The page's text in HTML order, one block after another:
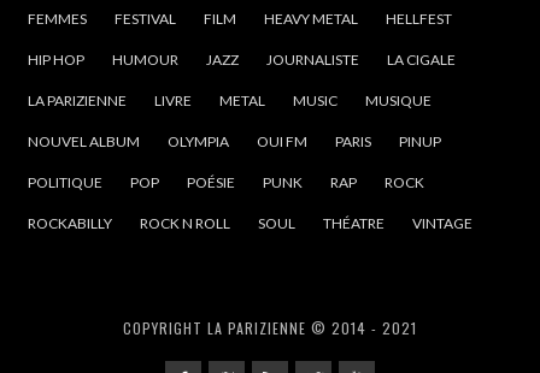
FEMMES FESTIVAL FILM HEAVY METAL HELLFEST
HIP HOP HUMOUR JAZZ JOURNALISTE LA CIGALE
LA PARIZIENNE LIVRE METAL MUSIC MUSIQUE
NOUVEL ALBUM OLYMPIA OUI FM PARIS PINUP
POLITIQUE POP POÉSIE PUNK RAP ROCK
ROCKABILLY ROCK N ROLL SOUL THÉATRE VINTAGE
COPYRIGHT LA PARIZIENNE © 2014 - 2021